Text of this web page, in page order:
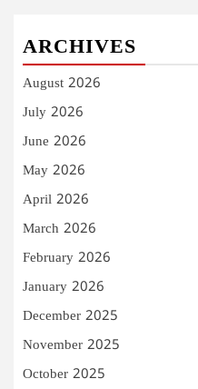
ARCHIVES
August 2026
July 2026
June 2026
May 2026
April 2026
March 2026
February 2026
January 2026
December 2025
November 2025
October 2025